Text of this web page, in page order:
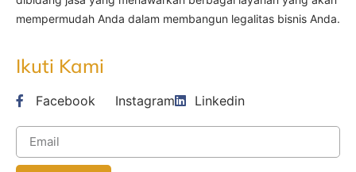
mempermudah Anda dalam membangun legalitas bisnis Anda.
Ikuti Kami
Facebook Instagram Linkedin